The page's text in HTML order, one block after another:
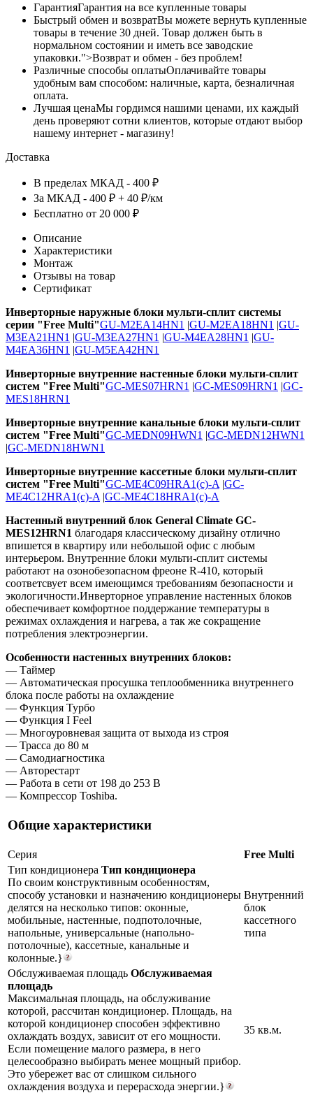
ГарантияГарантия на все купленные товары
Быстрый обмен и возвратВы можете вернуть купленные
товары в течение 30 дней. Товар должен быть в
нормальном состоянии и иметь все заводские
упаковки.">Возврат и обмен - без проблем!
Различные способы оплатыОплачивайте товары
удобным вам способом: наличные, карта, безналичная
оплата.
Лучшая ценаМы гордимся нашими ценами, их каждый
день проверяют сотни клиентов, которые отдают выбор
нашему интернет - магазину!
Доставка
В пределах МКАД - 400 ₽
За МКАД - 400 ₽ + 40 ₽/км
Бесплатно от 20 000 ₽
Описание
Характеристики
Монтаж
Отзывы на товар
Сертификат
Инверторные наружные блоки мульти-сплит системы
серии "Free Multi"GU-M2EA14HN1 |GU-M2EA18HN1 |GU-
M3EA21HN1 |GU-M3EA27HN1 |GU-M4EA28HN1 |GU-
M4EA36HN1 |GU-M5EA42HN1
Инверторные внутренние настенные блоки мульти-сплит
систем "Free Multi"GC-MES07HRN1 |GC-MES09HRN1 |GC-
MES18HRN1
Инверторные внутренние канальные блоки мульти-сплит
систем "Free Multi"GC-MEDN09HWN1 |GC-MEDN12HWN1
|GC-MEDN18HWN1
Инверторные внутренние кассетные блоки мульти-сплит
систем "Free Multi"GC-ME4С09HRA1(с)-A |GC-
ME4С12HRA1(с)-A |GC-ME4С18HRA1(с)-A
Настенный внутренний блок General Climate GC-
MES12HRN1 благодаря классическому дизайну отлично
впишется в квартиру или небольшой офис с любым
интерьером. Внутренние блоки мульти-сплит системы
работают на озонобезопасном фреоне R-410, который
соответсвует всем имеющимся требованиям безопасности и
экологичности.Инверторное управление настенных блоков
обеспечивает комфортное поддержание температуры в
режимах охлаждения и нагрева, а так же сокращение
потребления электроэнергии.
Особенности настенных внутренних блоков:
— Таймер
— Автоматическая просушка теплообменника внутреннего
блока после работы на охлаждение
— Функция Турбо
— Функция I Feel
— Многоуровневая защита от выхода из строя
— Трасса до 80 м
— Самодиагностика
— Авторестарт
— Работа в сети от 198 до 253 В
— Компрессор Toshiba.
Общие характеристики
Серия
Free Multi
Тип кондиционера Тип кондиционера
По своим конструктивным особенностям,
способу установки и назначению кондиционеры
делятся на несколько типов: оконные,
мобильные, настенные, подпотолочные,
напольные, универсальные (напольно-
потолочные), кассетные, канальные и
колонные.}
Внутренний
блок
кассетного
типа
Обслуживаемая площадь Обслуживаемая
площадь
Максимальная площадь, на обслуживание
которой, рассчитан кондиционер. Площадь, на
которой кондиционер способен эффективно
охлаждать воздух, зависит от его мощности.
Если помещение малого размера, в него
целесообразно выбирать менее мощный прибор.
Это убережет вас от слишком сильного
охлаждения воздуха и перерасхода энергии.}
35 кв.м.